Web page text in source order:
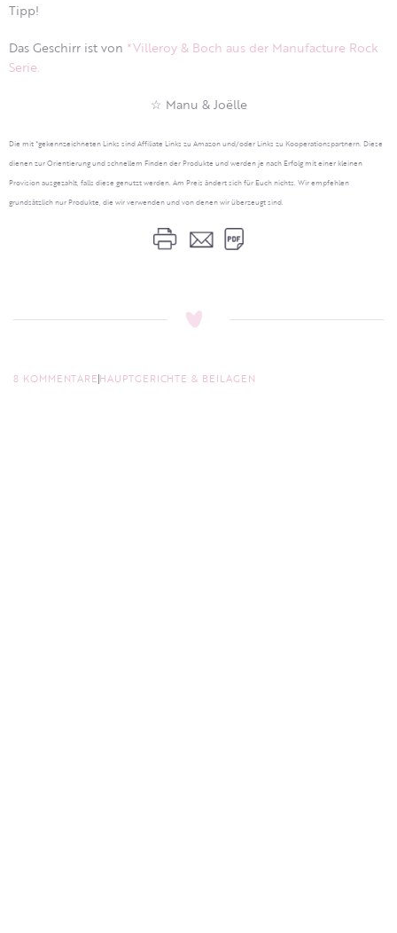
Tipp!
Das Geschirr ist von *Villeroy & Boch aus der Manufacture Rock
Serie.
☆ Manu & Joëlle
Die mit *gekennzeichneten Links sind Affiliate Links zu Amazon und/oder Links zu Kooperationspartnern. Diese
dienen zur Orientierung und schnellem Finden der Produkte und werden je nach Erfolg mit einer kleinen
Provision ausgezahlt, falls diese genutzt werden. Am Preis ändert sich für Euch nichts. Wir empfehlen
grundsätzlich nur Produkte, die wir verwenden und von denen wir überzeugt sind.
8 KOMMENTAREHAUPTGERICHTE & BEILAGEN